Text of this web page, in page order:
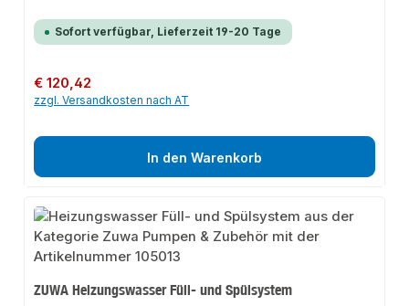
Sofort verfügbar, Lieferzeit 19-20 Tage
Regulärer Preis:
€ 120,42
zzgl. Versandkosten nach AT
In den Warenkorb
ZUWA Heizungswasser Füll- und Spülsystem